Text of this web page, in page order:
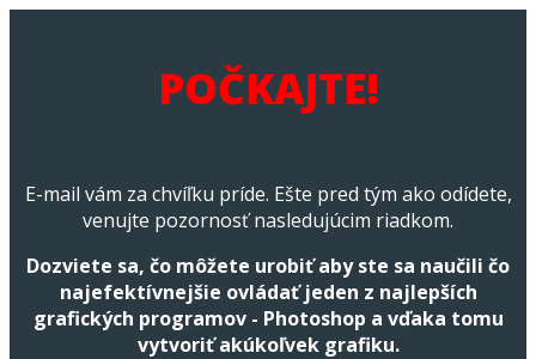
POČKAJTE!
E-mail vám za chvíľku príde. Ešte pred tým ako odídete,
venujte pozornosť nasledujúcim riadkom.
Dozviete sa, čo môžete urobiť aby ste sa naučili čo
najefektívnejšie ovládať jeden z najlepších
grafických programov - Photoshop a vďaka tomu
vytvoriť akúkoľvek grafiku.